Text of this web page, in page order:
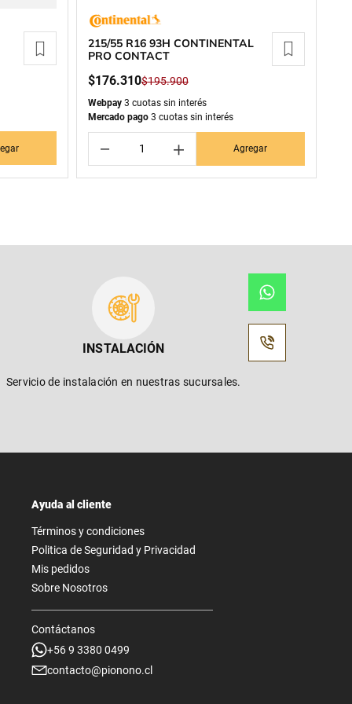
215/55 R16 93H CONTINENTAL
PRO CONTACT
$176.310$195.900
Webpay3 cuotas sin interés
Mercado pago3 cuotas sin interés
＋
－ Agregar
INSTALACIÓN
Servicio de instalación en nuestras sucursales.
Ayuda al cliente
Términos y condiciones
Politica de Seguridad y Privacidad
Mis pedidos
Sobre Nosotros
Contáctanos
+56 9 3380 0499
contacto@pionono.cl